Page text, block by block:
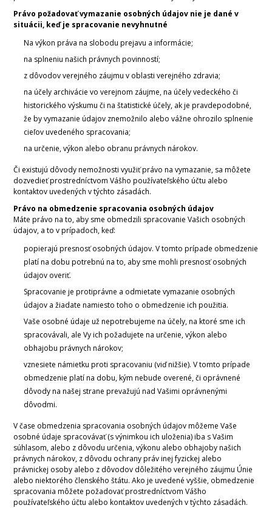
Právo požadovať vymazanie osobných údajov nie je dané v
situácii, keď je spracovanie nevyhnutné
Na výkon práva na slobodu prejavu a informácie;
na splneniu našich právnych povinností;
z dôvodov verejného záujmu v oblasti verejného zdravia;
na účely archivácie vo verejnom záujme, na účely vedeckého či
historického výskumu či na štatistické účely, ak je pravdepodobné,
že by vymazanie údajov znemožnilo alebo vážne ohrozilo splnenie
cieľov uvedeného spracovania;
na určenie, výkon alebo obranu právnych nárokov.
Či existujú dôvody nemožnosti využiť právo na vymazanie, sa môžete
dozvedieť prostredníctvom Vášho používateľského účtu alebo
kontaktov uvedených v týchto zásadách.
Právo na obmedzenie spracovania osobných údajov
Máte právo na to, aby sme obmedzili spracovanie Vašich osobných
údajov, a to v prípadoch, keď:
popierajú presnosť osobných údajov. V tomto prípade obmedzenie
platí na dobu potrebnú na to, aby sme mohli presnosť osobných
údajov overiť.
Spracovanie je protiprávne a odmietate vymazanie osobných
údajov a žiadate namiesto toho o obmedzenie ich použitia.
Vaše osobné údaje už nepotrebujeme na účely, na ktoré sme ich
spracovávali, ale Vy ich požadujete na určenie, výkon alebo
obhajobu právnych nárokov;
vznesiete námietku proti spracovaniu (viď nižšie). V tomto prípade
obmedzenie platí na dobu, kým nebude overené, či oprávnené
dôvody na našej strane prevažujú nad Vašimi oprávnenými
dôvodmi.
V čase obmedzenia spracovania osobných údajov môžeme Vaše
osobné údaje spracovávať (s výnimkou ich uloženia) iba s Vašim
súhlasom, alebo z dôvodu určenia, výkonu alebo obhajoby našich
právnych nárokov, z dôvodu ochrany práv inej fyzickej alebo
právnickej osoby alebo z dôvodov dôležitého verejného záujmu Únie
alebo niektorého členského štátu. Ako je uvedené vyššie, obmedzenie
spracovania môžete požadovať prostredníctvom Vášho
používateľského účtu alebo kontaktov uvedených v týchto zásadách.